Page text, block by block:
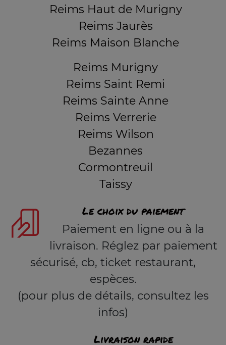
Reims Haut de Murigny
Reims Jaurès
Reims Maison Blanche
Reims Murigny
Reims Saint Remi
Reims Sainte Anne
Reims Verrerie
Reims Wilson
Bezannes
Cormontreuil
Taissy
Le choix du paiement
Paiement en ligne ou à la
livraison. Réglez par paiement
sécurisé, cb, ticket restaurant,
espèces.
(pour plus de détails, consultez les
infos)
Livraison rapide